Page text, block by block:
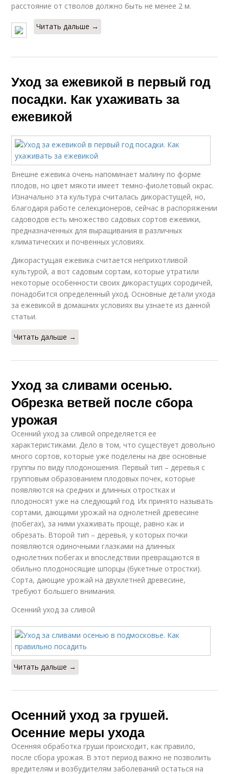
расстояние от стволов должно быть не менее 2 м.
Читать дальше →
Уход за ежевикой в первый год
посадки. Как ухаживать за
ежевикой
Внешне ежевика очень напоминает малину по форме
плодов, но цвет мякоти имеет темно-фиолетовый окрас.
Изначально эта культура считалась дикорастущей, но,
благодаря работе селекционеров, сейчас в распоряжении
садоводов есть множество садовых сортов ежевики,
предназначенных для выращивания в различных
климатических и почвенных условиях.
Дикорастущая ежевика считается неприхотливой
культурой, а вот садовым сортам, которые утратили
некоторые особенности своих дикорастущих сородичей,
понадобится определенный уход. Основные детали ухода
за ежевикой в домашних условиях вы узнаете из данной
статьи.
Читать дальше →
Уход за сливами осенью.
Обрезка ветвей после сбора
урожая
Осенний уход за сливой определяется ее
характеристиками. Дело в том, что существует довольно
много сортов, которые уже поделены на две основные
группы по виду плодоношения. Первый тип – деревья с
групповым образованием плодовых почек, которые
появляются на средних и длинных отростках и
плодоносят уже на следующий год. Их принято называть
сортами, дающими урожай на однолетней древесине
(побегах), за ними ухаживать проще, равно как и
обрезать. Второй тип – деревья, у которых почки
появляются одиночными глазками на длинных
однолетних побегах и впоследствии превращаются в
обильно плодоносящие шпорцы (букетные отростки).
Сорта, дающие урожай на двухлетней древесине,
требуют большего внимания.
Осенний уход за сливой
Читать дальше →
Осенний уход за грушей.
Осенние меры ухода
Осенняя обработка груши происходит, как правило,
после сбора урожая. В этот период важно не позволить
вредителям и возбудителям заболеваний остаться на